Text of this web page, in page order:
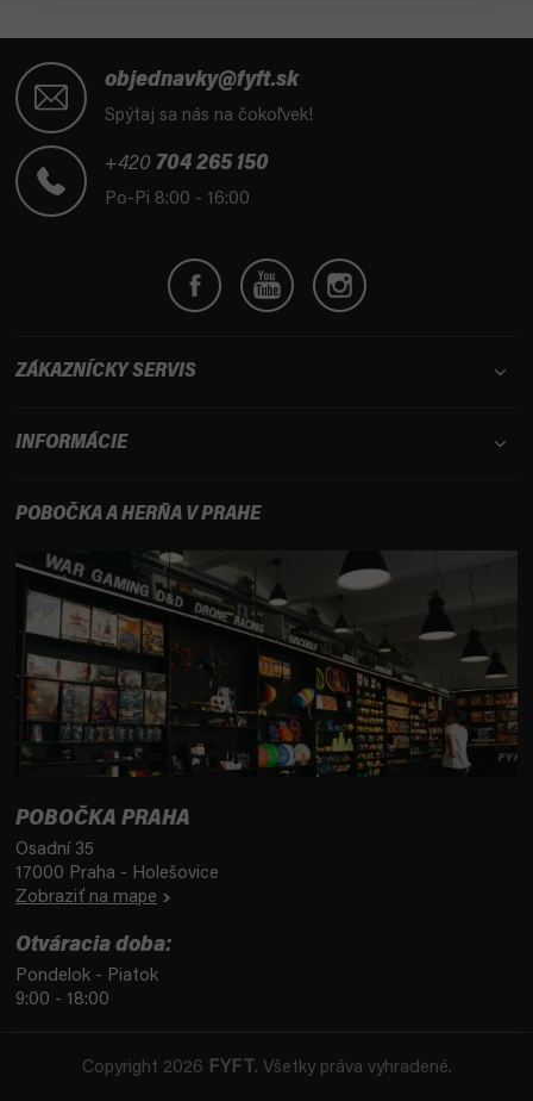
objednavky@fyft.sk
Spýtaj sa nás na čokoľvek!
+420 704 265 150
Po-Pi 8:00 - 16:00
ZÁKAZNÍCKY SERVIS
INFORMÁCIE
POBOČKA A HERŇA V PRAHE
POBOČKA PRAHA
Osadní 35
17000 Praha - Holešovice
Zobraziť na mape
Otváracia doba:
Pondelok - Piatok
9:00 - 18:00
Copyright 2026 FYFT . Všetky práva vyhradené.